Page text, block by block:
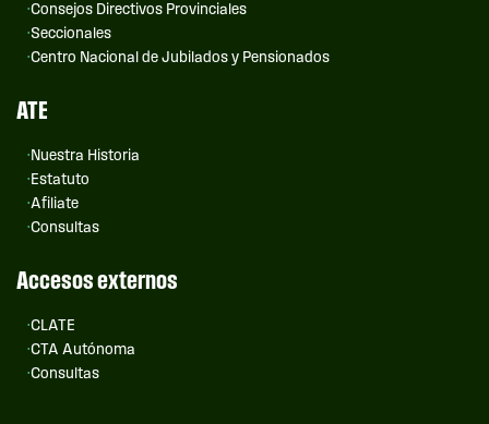
Consejos Directivos Provinciales
Seccionales
Centro Nacional de Jubilados y Pensionados
ATE
Nuestra Historia
Estatuto
Afiliate
Consultas
Accesos externos
CLATE
CTA Autónoma
Consultas